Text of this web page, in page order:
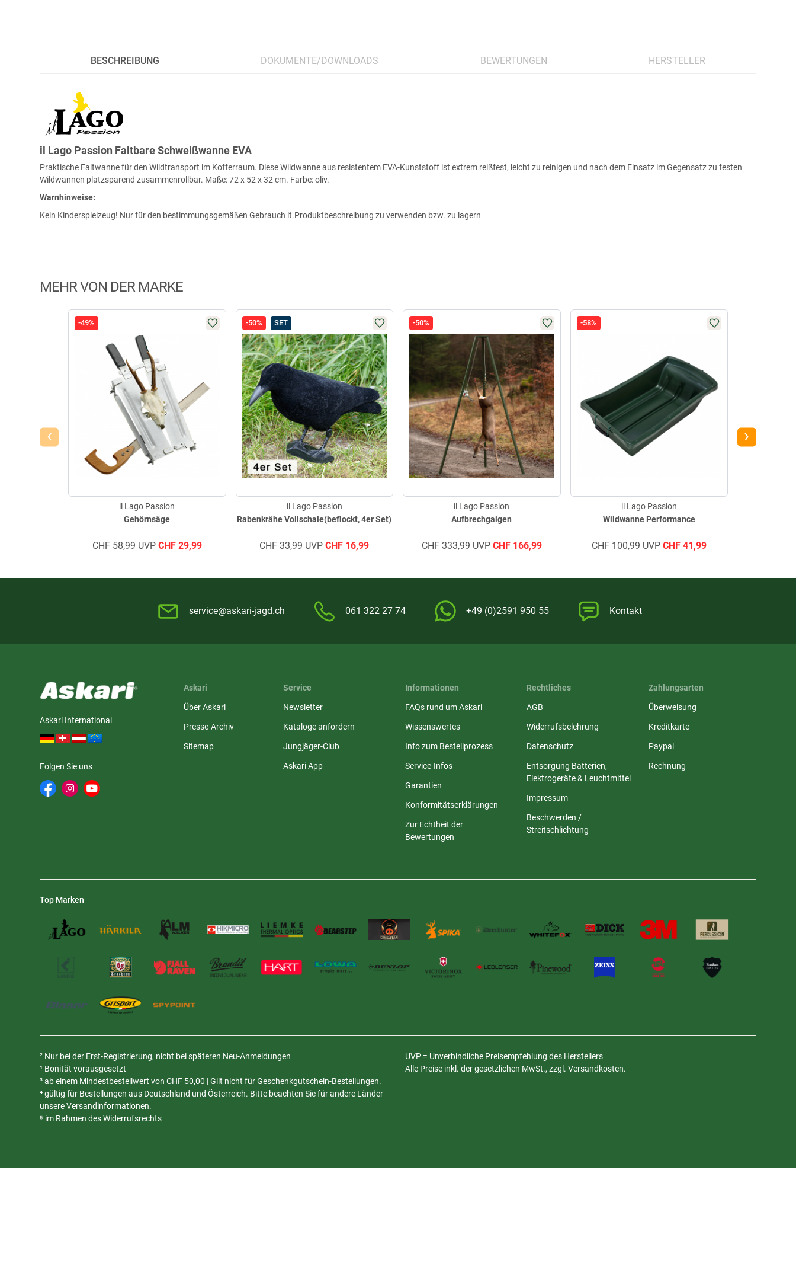
BESCHREIBUNG DOKUMENTE/DOWNLOADS BEWERTUNGEN HERSTELLER
il Lago Passion Faltbare Schweißwanne EVA
Praktische Faltwanne für den Wildtransport im Kofferraum. Diese Wildwanne aus resistentem EVA-Kunststoff ist extrem reißfest, leicht zu reinigen und nach dem Einsatz im Gegensatz zu festen
Wildwannen platzsparend zusammenrollbar. Maße: 72 x 52 x 32 cm. Farbe: oliv.
Warnhinweise:
Kein Kinderspielzeug! Nur für den bestimmungsgemäßen Gebrauch lt.Produktbeschreibung zu verwenden bzw. zu lagern
MEHR VON DER MARKE
-49%
Gehörnsäge
il Lago Passion
CHF58,99UVP CHF29,99
-50% SET
Rabenkrähe Vollschale(beflockt, 4er Set)
il Lago Passion
CHF33,99UVP CHF 16,99
-50%
Aufbrechgalgen
il Lago Passion
CHF333,99UVP CHF166,99
-58%
Wildwanne Performance
il Lago Passion
CHF100,99UVP CHF41,99
‹ ›
service@askari-jagd.ch 061 322 27 74 +49 (0)2591 950 55 Kontakt
Askari International
Folgen Sie uns
Askari
Über Askari
Presse-Archiv
Sitemap
Service
Newsletter
Kataloge anfordern
Jungjäger-Club
Askari App
Informationen
FAQs rund um Askari
Wissenswertes
Info zum Bestellprozess
Service-Infos
Garantien
Konformitätserklärungen
Zur Echtheit der
Bewertungen
Rechtliches
AGB
Widerrufsbelehrung
Datenschutz
Entsorgung Batterien,
Elektrogeräte & Leuchtmittel
Impressum
Beschwerden /
Streitschlichtung
Zahlungsarten
Überweisung
Kreditkarte
Paypal
Rechnung
Top Marken
² Nur bei der Erst-Registrierung, nicht bei späteren Neu-Anmeldungen
¹ Bonität vorausgesetzt
³ ab einem Mindestbestellwert vonCHF 50,00 | Gilt nicht für Geschenkgutschein-Bestellungen.
⁴ gültig für Bestellungen aus Deutschland und Österreich. Bitte beachten Sie für andere Länder
unsereVersandinformationen.
⁵ im Rahmen des Widerrufsrechts
UVP = Unverbindliche Preisempfehlung des Herstellers
Alle Preise inkl. der gesetzlichen MwSt., zzgl. Versandkosten.